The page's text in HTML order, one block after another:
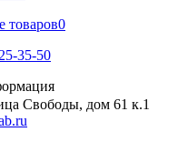
товаров0
35-50
Свободы, дом 61 к.1